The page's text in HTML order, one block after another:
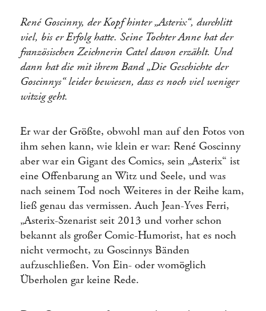
René Goscinny, der Kopf hinter „Asterix“, durchlitt
viel, bis er Erfolg hatte. Seine Tochter Anne hat der
französischen Zeichnerin Catel davon erzählt. Und
dann hat die mit ihrem Band „Die Geschichte der
Goscinnys“ leider bewiesen, dass es noch viel weniger
witzig geht.
Er war der Größte, obwohl man auf den Fotos von
ihm sehen kann, wie klein er war: René Goscinny
aber war ein Gigant des Comics, sein „Asterix“ ist
eine Offenbarung an Witz und Seele, und was
nach seinem Tod noch Weiteres in der Reihe kam,
ließ genau das vermissen. Auch Jean-Yves Ferri,
„Asterix-Szenarist seit 2013 und vorher schon
bekannt als großer Comic-Humorist, hat es noch
nicht vermocht, zu Goscinnys Bänden
aufzuschließen. Von Ein- oder womöglich
Überholen gar keine Rede.